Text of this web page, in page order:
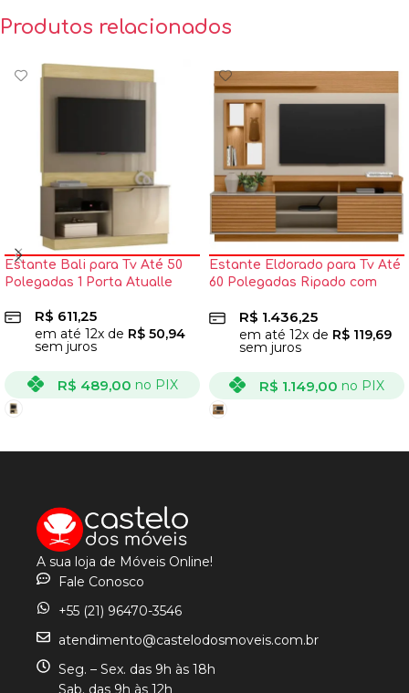
Produtos relacionados
Estante Bali para Tv Até 50
Polegadas 1 Porta Atualle
R$ 611,25
em até 12x de R$ 50,94
sem juros
R$ 489,00 no PIX
Estante Eldorado para Tv Até
60 Polegadas Ripado com
R$ 1.436,25
em até 12x de R$ 119,69
sem juros
R$ 1.149,00 no PIX
A sua loja de Móveis Online!
Fale Conosco
+55 (21) 96470-3546
atendimento@castelodosmoveis.com.br
Seg. – Sex. das 9h às 18h